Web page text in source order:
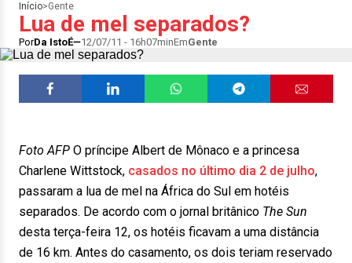
Início>Gente
Lua de mel separados?
PorDa IstoÉ 12/07/11 - 16h07minEmGente
Foto AFP O príncipe Albert de Mônaco e a princesa
Charlene Wittstock, casados no último dia 2 de julho,
passaram a lua de mel na África do Sul em hotéis
separados. De acordo com o jornal britânico The Sun
desta terça-feira 12, os hotéis ficavam a uma distância
de 16 km. Antes do casamento, os dois teriam reservado